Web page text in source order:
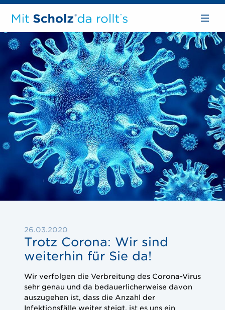
26.03.2020
Trotz Corona: Wir sind
weiterhin für Sie da!
Wir verfolgen die Verbreitung des Corona-Virus
sehr genau und da bedauerlicherweise davon
auszugehen ist, dass die Anzahl der
Infektionsfälle weiter steigt, ist es uns ein